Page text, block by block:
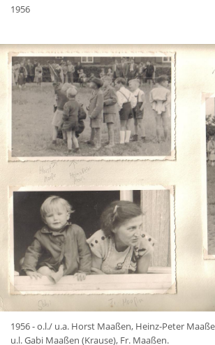
1956
1956 - o.l./ u.a. Horst Maaßen, Heinz-Peter
u.l. Gabi Maaßen (Krause), Fr. Maaßen.